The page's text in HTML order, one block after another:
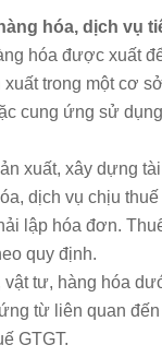
hóa, dịch vụ
hóa được xuất
trong một cơ
cung ứng sử
xuất, xây dựng
dịch vụ chịu
lập hóa đơn.
quy định.
tư, hàng hóa
từ liên quan
GTGT.